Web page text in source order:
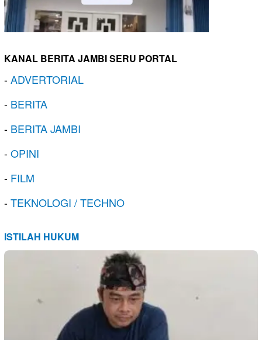
KANAL BERITA JAMBI SERU PORTAL
-ADVERTORIAL
- BERITA
- BERITA JAMBI
-OPINI
- FILM
-TEKNOLOGI / TECHNO
ISTILAH HUKUM